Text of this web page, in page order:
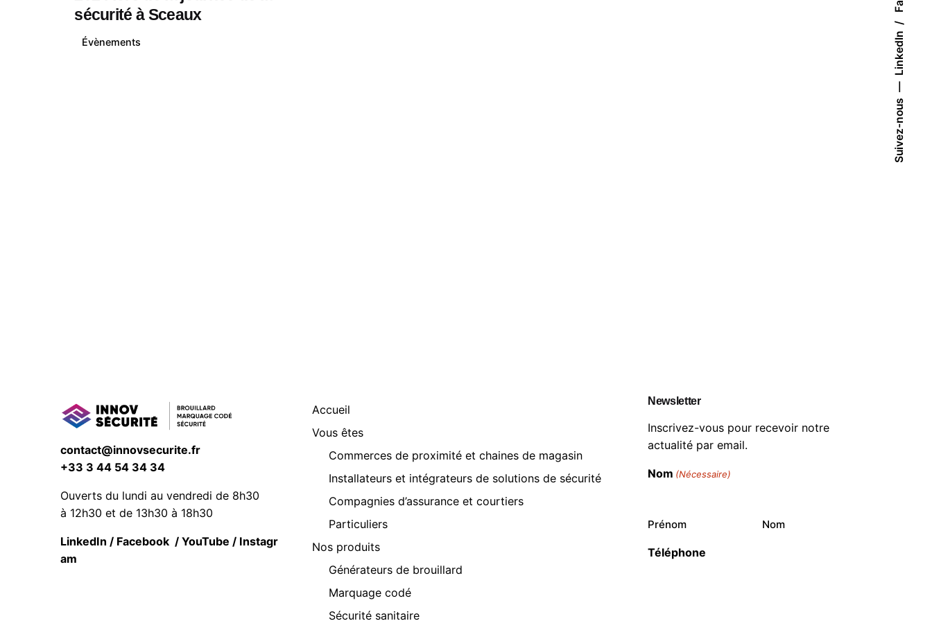
Suivez-nous
LinkedIn
sécurité à Sceaux
Évènements
contact@innovsecurite.fr
+33 3 44 54 34 34
Ouverts du lundi au vendredi de 8h30
à 12h30 et de 13h30 à 18h30
LinkedIn / Facebook /YouTube / Instagr
am
Accueil
Vous êtes
Commerces de proximité et chaines de magasin
Installateurs et intégrateurs de solutions de sécurité
Compagnies d’assurance et courtiers
Particuliers
Nos produits
Générateurs de brouillard
Marquage codé
Sécurité sanitaire
Newsletter
Inscrivez-vous pour recevoir notre
actualité par email.
Nom (Nécessaire)
Prénom Nom
Téléphone